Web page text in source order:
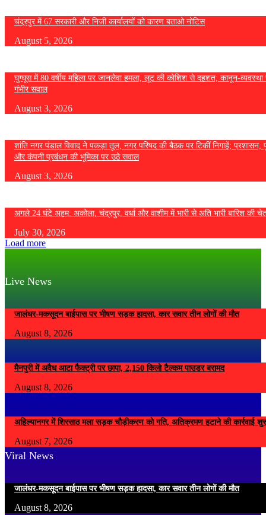
चंद्रपुर में 67 सरकारी और निजी कार्यालयों को कारण बताओ नोटिस
August 5, 2026
घुग्घूस में 80 वर्षीय महिला पर जानलेवा हमला, लूट की कोशिश से दहशत; कानून-व्यवस्था
गंभीर सवाल
August 3, 2026
शांति नगर पंडाल विवाद ने पकड़ा तूल, नगर परिषद की बैठक पर टिकीं निगाहें; प्रशासन,
और कंपनी प्रबंधन की भूमिका पर उठे सवाल
August 3, 2026
अगले 24 घंटे अहम: अकोला, चंद्रपुर, वर्धा और वाशीम में भारी से अति भारी बारिश की
July 30, 2026
Load more
Live News
जालंधर-मकसूदन बाईपास पर भीषण सड़क हादसा, कार सवार तीन लोगों की मौत
August 8, 2026
मैनपुरी में अवैध आटा फैक्ट्री पर छापा, 2,150 किलो टैल्कम पाउडर बरामद
August 8, 2026
अहिल्यानगर में शिरसाठ मला सड़क चौड़ीकरण को गति, अतिक्रमण हटाने की कार्रवाई
August 7, 2026
Viral News
जालंधर-मकसूदन बाईपास पर भीषण सड़क हादसा, कार सवार तीन लोगों की मौत
August 8, 2026